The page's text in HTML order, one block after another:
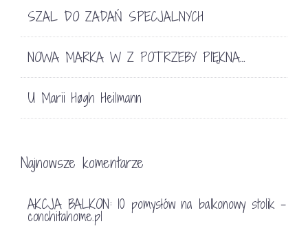
SZAL DO ZADAŃ SPECJALNYCH
NOWA MARKA W Z POTRZEBY PIĘKNA…
U Marii Høgh Heilmann
Najnowsze komentarze
AKCJA BALKON: 10 pomysłów na balkonowy stolik -
conchitahome.pl